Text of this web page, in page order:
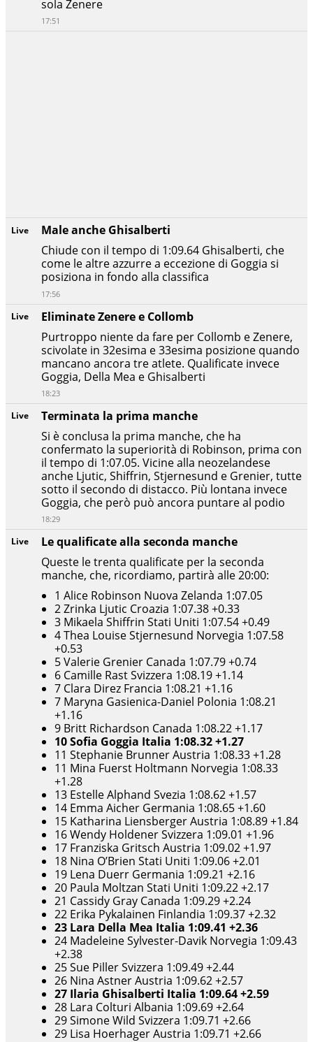
Live
Le qualificate alla seconda manche
Queste le trenta qualificate per la seconda
manche, che, ricordiamo, partirà alle 20:00:
1 Alice Robinson Nuova Zelanda 1:07.05
2 Zrinka Ljutic Croazia 1:07.38 +0.33
3 Mikaela Shiffrin Stati Uniti 1:07.54 +0.49
4 Thea Louise Stjernesund Norvegia 1:07.58
+0.53
5 Valerie Grenier Canada 1:07.79 +0.74
6 Camille Rast Svizzera 1:08.19 +1.14
7 Clara Direz Francia 1:08.21 +1.16
7 Maryna Gasienica-Daniel Polonia 1:08.21
+1.16
9 Britt Richardson Canada 1:08.22 +1.17
10 Sofia Goggia Italia 1:08.32 +1.27
11 Stephanie Brunner Austria 1:08.33 +1.28
11 Mina Fuerst Holtmann Norvegia 1:08.33
+1.28
13 Estelle Alphand Svezia 1:08.62 +1.57
14 Emma Aicher Germania 1:08.65 +1.60
15 Katharina Liensberger Austria 1:08.89 +1.84
16 Wendy Holdener Svizzera 1:09.01 +1.96
17 Franziska Gritsch Austria 1:09.02 +1.97
18 Nina O’Brien Stati Uniti 1:09.06 +2.01
19 Lena Duerr Germania 1:09.21 +2.16
20 Paula Moltzan Stati Uniti 1:09.22 +2.17
21 Cassidy Gray Canada 1:09.29 +2.24
22 Erika Pykalainen Finlandia 1:09.37 +2.32
23 Lara Della Mea Italia 1:09.41 +2.36
24 Madeleine Sylvester-Davik Norvegia 1:09.43
+2.38
25 Sue Piller Svizzera 1:09.49 +2.44
26 Nina Astner Austria 1:09.62 +2.57
27 Ilaria Ghisalberti Italia 1:09.64 +2.59
28 Lara Colturi Albania 1:09.69 +2.64
29 Simone Wild Svizzera 1:09.71 +2.66
29 Lisa Hoerhager Austria 1:09.71 +2.66
Live
Terminata la prima manche
Si è conclusa la prima manche, che ha
confermato la superiorità di Robinson, prima con
il tempo di 1:07.05. Vicine alla neozelandese
anche Ljutic, Shiffrin, Stjernesund e Grenier, tutte
sotto il secondo di distacco. Più lontana invece
Goggia, che però può ancora puntare al podio
18:29
Live
Eliminate Zenere e Collomb
Purtroppo niente da fare per Collomb e Zenere,
scivolate in 32esima e 33esima posizione quando
mancano ancora tre atlete. Qualificate invece
Goggia, Della Mea e Ghisalberti
18:23
Live
Male anche Ghisalberti
Chiude con il tempo di 1:09.64 Ghisalberti, che
come le altre azzurre a eccezione di Goggia si
posiziona in fondo alla classifica
17:56
sola Zenere
17:51